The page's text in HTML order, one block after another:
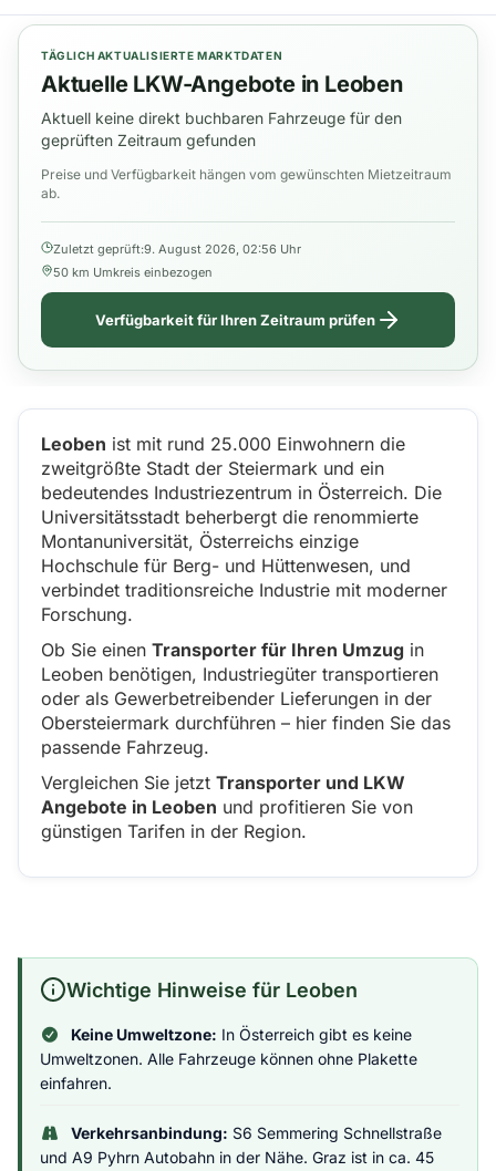
TÄGLICH AKTUALISIERTE MARKTDATEN
Aktuelle LKW-Angebote in Leoben
Aktuell keine direkt buchbaren Fahrzeuge für den
geprüften Zeitraum gefunden
Preise und Verfügbarkeit hängen vom gewünschten Mietzeitraum
ab.
Zuletzt geprüft:9. August 2026, 02:56 Uhr
50 km Umkreis einbezogen
Verfügbarkeit für Ihren Zeitraum prüfen
Leoben ist mit rund 25.000 Einwohnern die
zweitgrößte Stadt der Steiermark und ein
bedeutendes Industriezentrum in Österreich. Die
Universitätsstadt beherbergt die renommierte
Montanuniversität, Österreichs einzige
Hochschule für Berg- und Hüttenwesen, und
verbindet traditionsreiche Industrie mit moderner
Forschung.
Ob Sie einen Transporter für Ihren Umzug in
Leoben benötigen, Industriegüter transportieren
oder als Gewerbetreibender Lieferungen in der
Obersteiermark durchführen – hier finden Sie das
passende Fahrzeug.
Vergleichen Sie jetzt Transporter und LKW
Angebote in Leoben und profitieren Sie von
günstigen Tarifen in der Region.
Wichtige Hinweise für Leoben
Keine Umweltzone: In Österreich gibt es keine
Umweltzonen. Alle Fahrzeuge können ohne Plakette
einfahren.
Verkehrsanbindung: S6 Semmering Schnellstraße
und A9 Pyhrn Autobahn in der Nähe. Graz ist in ca. 45